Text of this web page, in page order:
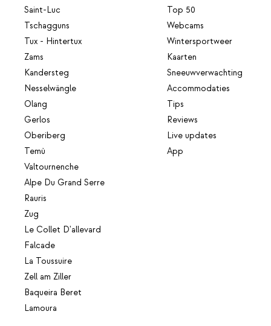
Saint-Luc
Tschagguns
Tux - Hintertux
Zams
Kandersteg
Nesselwängle
Olang
Gerlos
Oberiberg
Temù
Valtournenche
Alpe Du Grand Serre
Rauris
Zug
Le Collet D'allevard
Falcade
La Toussuire
Zell am Ziller
Baqueira Beret
Lamoura
Top 50
Webcams
Wintersportweer
Kaarten
Sneeuwverwachting
Accommodaties
Tips
Reviews
Live updates
App